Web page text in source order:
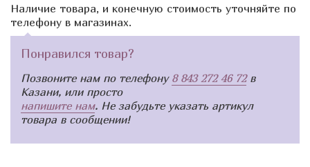
Наличие товара, и конечную стоимость уточняйте по
телефону в магазинах.
Понравился товар?
Позвоните нам по телефону 8 843 272 46 72в
Казани, или просто
напишите нам. Не забудьте указать артикул
товара в сообщении!